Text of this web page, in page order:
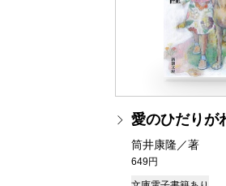
愛のひだりが
筒井康隆／著
649円